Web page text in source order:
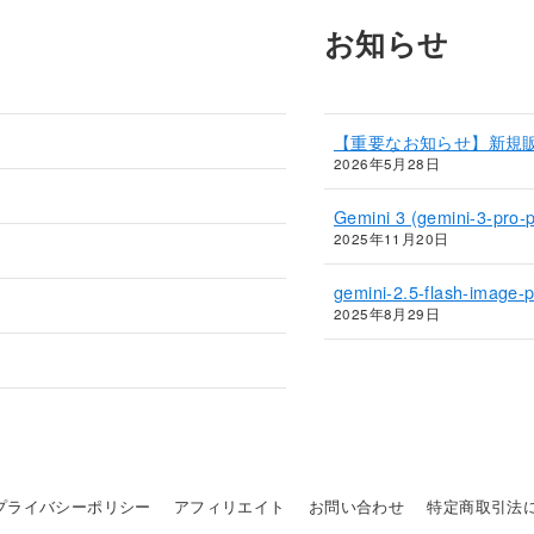
お知らせ
【重要なお知らせ】新規
2026年5月28日
Gemini 3 (gemini-3-pro-
2025年11月20日
gemini-2.5-flash-image-
2025年8月29日
ライバシーポリシー アフィリエイト お問い合わせ 特定商取引法